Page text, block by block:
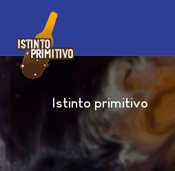
Istinto primitivo